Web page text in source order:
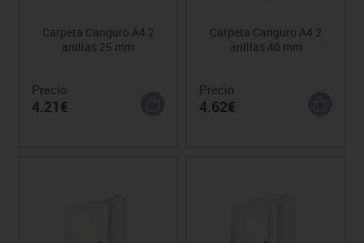
Carpeta Canguro A4 2
anillas 25 mm
Precio
4.21€
Carpeta Canguro A4 2
anillas 40 mm
Precio
4.62€